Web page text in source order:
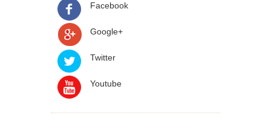
Facebook
Google+
Twitter
Youtube